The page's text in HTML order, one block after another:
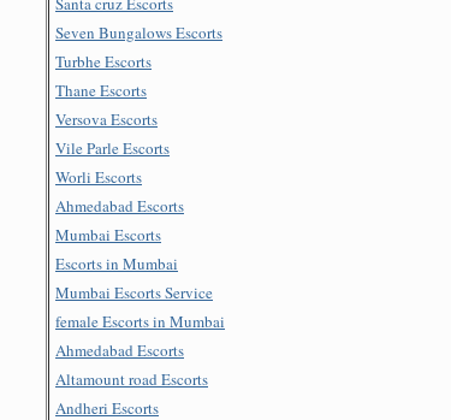
Seven Bungalows Escorts
Turbhe Escorts
Thane Escorts
Versova Escorts
Vile Parle Escorts
Worli Escorts
Ahmedabad Escorts
Mumbai Escorts
Escorts in Mumbai
Mumbai Escorts Service
female Escorts in Mumbai
Ahmedabad Escorts
Altamount road Escorts
Andheri Escorts